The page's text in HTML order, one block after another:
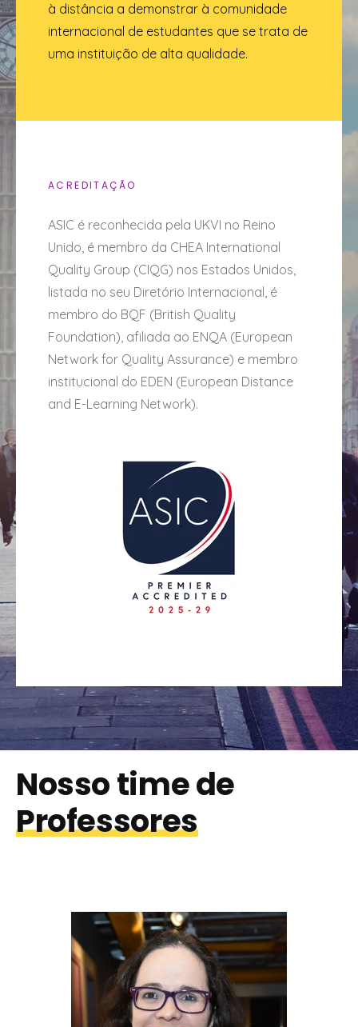
à distância a demonstrar à comunidade
internacional de estudantes que se trata de
uma instituição de alta qualidade.
ACREDITAÇÃO
ASIC é reconhecida pela UKVI no Reino
Unido, é membro da CHEA International
Quality Group (CIQG) nos Estados Unidos,
listada no seu Diretório Internacional, é
membro do BQF (British Quality
Foundation), afiliada ao ENQA (European
Network for Quality Assurance) e membro
institucional do EDEN (European Distance
and E-Learning Network).
Nosso time de
Professores